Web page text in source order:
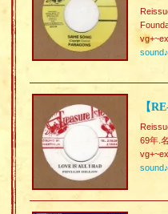
sound♪
【
69年.
sound♪